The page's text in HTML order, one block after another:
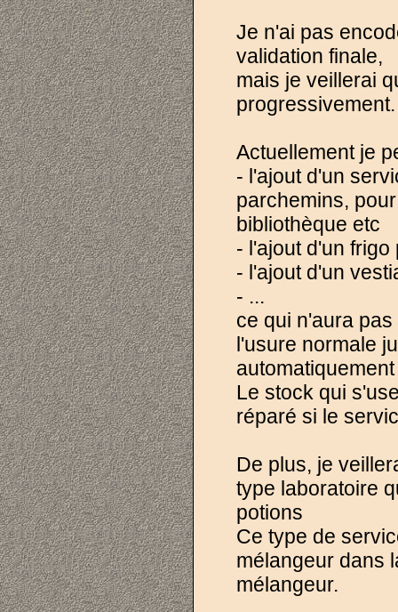
Je n'ai pas
validation finale,
mais je veillerai
progressivement.
Actuellement je
- l'ajout d'un
parchemins,
bibliothèque etc
- l'ajout d'un
- l'ajout d'un
- ...
ce qui n'aura
l'usure normale
Le stock qui
réparé si le
De plus, je
type laboratoire
potions
Ce type de
mélangeur dans
mélangeur.